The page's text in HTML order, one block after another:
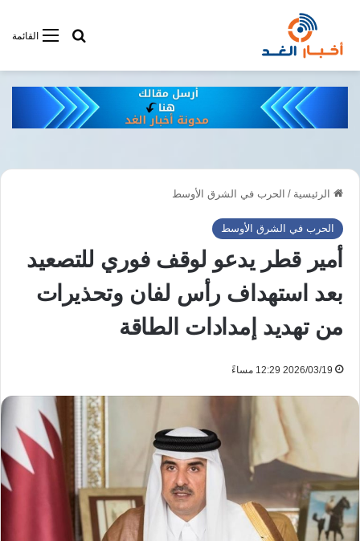
القائمةأبحت فى
الرئيسية / الحرب في الشرق الأوسط
الحرب في الشرق الأوسط
أمير قطر يدعو لوقف فوري للتصعيد
بعد استهداف رأس لفان وتحذيرات
من تهديد إمدادات الطاقة
2026/03/19 12:29 مساءً